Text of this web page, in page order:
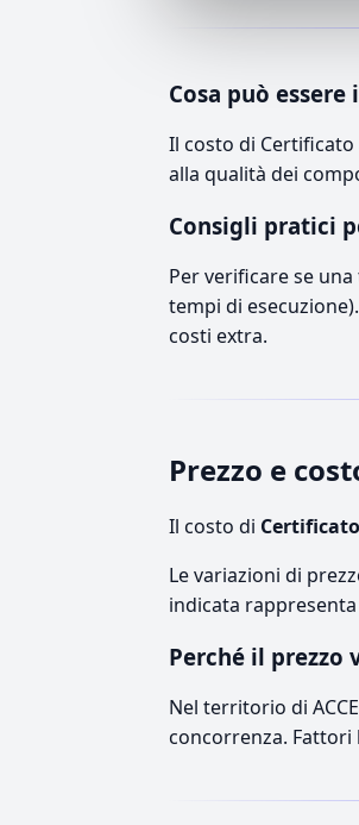
Cosa può
Il costo di
alla qualità dei
Consigli pratici
Per verificare se
tempi di
costi extra.
Prezzo e
Il costo di
Le variazioni di
indicata
Perché il prezzo
Nel territorio di
concorrenza.